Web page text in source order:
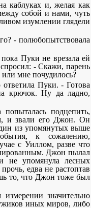
каблуках и, желая как
собой и нами, чуть
изумлении глядели
- полюбопытствовала
Пуки не врезала ей
- Скажи, парень
или мне почудилось?
Пуки. - Готова
крючок. Ну да ладно,
подцепить,
и звали его Джон. Он
из упомянутых выше
к сожалению,
с Уиллом, разве что
Джон пылал
не упомянула лесных
едва не растоптав
то, что Джон тоже был
значительно
иных миров, либо